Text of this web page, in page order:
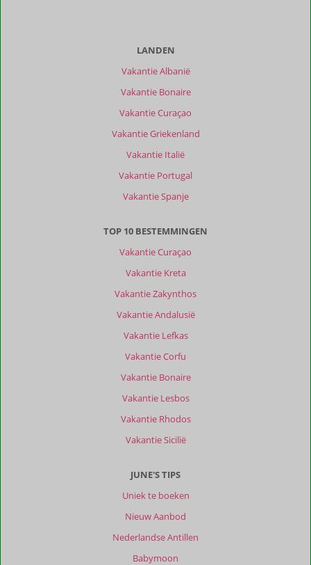
LANDEN
Vakantie Albanië
Vakantie Bonaire
Vakantie Curaçao
Vakantie Griekenland
Vakantie Italië
Vakantie Portugal
Vakantie Spanje
TOP 10 BESTEMMINGEN
Vakantie Curaçao
Vakantie Kreta
Vakantie Zakynthos
Vakantie Andalusië
Vakantie Lefkas
Vakantie Corfu
Vakantie Bonaire
Vakantie Lesbos
Vakantie Rhodos
Vakantie Sicilië
JUNE'S TIPS
Uniek te boeken
Nieuw Aanbod
Nederlandse Antillen
Babymoon